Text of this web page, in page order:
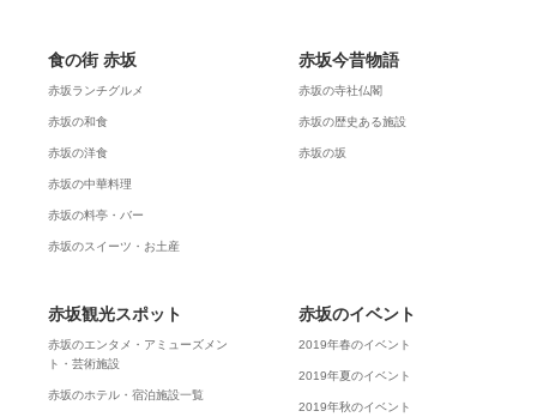
食の街 赤坂
赤坂ランチグルメ
赤坂の和食
赤坂の洋食
赤坂の中華料理
赤坂の料亭・バー
赤坂のスイーツ・お土産
赤坂今昔物語
赤坂の寺社仏閣
赤坂の歴史ある施設
赤坂の坂
赤坂観光スポット
赤坂のエンタメ・アミューズメン
ト・芸術施設
赤坂のホテル・宿泊施設一覧
赤坂のイベント
2019年春のイベント
2019年夏のイベント
2019年秋のイベント